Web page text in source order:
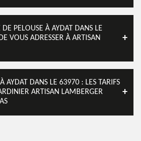
DE PELOUSE À AYDAT DANS LE
VOUS ADRESSER À ARTISAN
AYDAT DANS LE 63970 : LES TARIFS
ARTISAN LAMBERGER